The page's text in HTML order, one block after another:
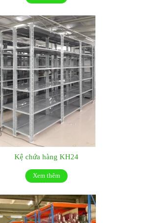
Kệ chứa hàng KH24
Xem thêm